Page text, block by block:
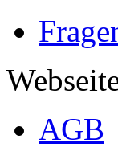
AGB